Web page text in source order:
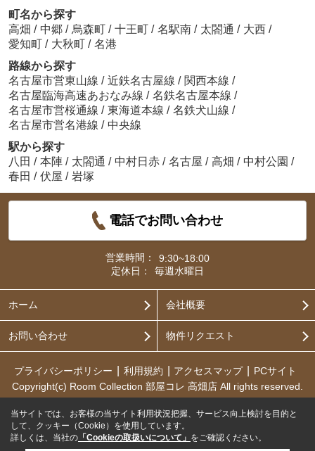
町名から探す
高畑 / 中郷 / 烏森町 / 十王町 / 名駅南 / 太閤通 / 大西 /
愛知町 / 大秋町 / 名港
路線から探す
名古屋市営東山線 / 近鉄名古屋線 / 関西本線 /
名古屋臨海高速あおなみ線 / 名鉄名古屋本線 /
名古屋市営桜通線 / 東海道本線 / 名鉄犬山線 /
名古屋市営名港線 / 中央線
駅から探す
八田 / 本陣 / 太閤通 / 中村日赤 / 名古屋 / 高畑 / 中村公園 /
春田 / 伏屋 / 岩塚
電話でお問い合わせ
営業時間：
9:30~18:00
定休日：
毎週水曜日
ホーム 会社概要
お問い合わせ 物件リクエスト
プライバシーポリシー 利用規約 アクセスマップ
PCサイト
Copyright(c) Room Collection 部屋コレ 高畑店 All rights reserved.
当サイトでは、お客様の当サイト利用状況把握、サービス向上検討を目的と
して、クッキー（Cookie）を使用しています。
詳しくは、当社の 「Cookieの取扱いについて」 をご確認ください。